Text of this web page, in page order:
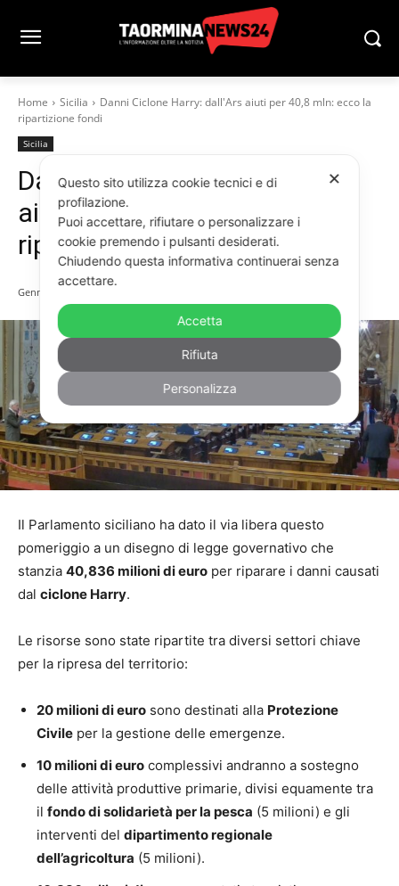
Home Sicilia
Danni Ciclone Harry: dall'Ars aiuti per 40,8 mln: ecco la
ripartizione fondi
Sicilia
Danni Ciclone Harry: dall’Ars
aiuti per 40,8 mln: ecco la
ripartizione fondi
Gennaio 27, 2026
Il Parlamento siciliano ha dato il via libera questo
pomeriggio a un disegno di legge governativo che
stanzia 40,836 milioni di euro per riparare i danni causati
dal ciclone Harry.
Le risorse sono state ripartite tra diversi settori chiave
per la ripresa del territorio:
20 milioni di euro sono destinati alla Protezione
Civile per la gestione delle emergenze.
10 milioni di euro complessivi andranno a sostegno
delle attività produttive primarie, divisi equamente tra
il fondo di solidarietà per la pesca (5 milioni) e gli
interventi del dipartimento regionale
dell’agricoltura (5 milioni).
✕
Questo sito utilizza cookie tecnici e di
profilazione.
Puoi accettare, rifiutare o personalizzare i
cookie premendo i pulsanti desiderati.
Chiudendo questa informativa continuerai senza
accettare.
Accetta
Rifiuta
Personalizza